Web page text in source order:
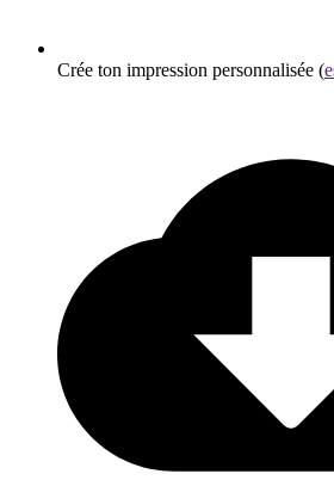
Crée ton impression personnalisée (